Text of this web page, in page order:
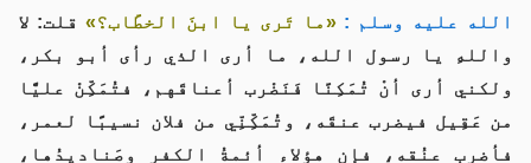
الله عليه وسلم : «ما تَرى يا ابنَ الخطَّاب؟» قلت: لا
واللهِ يا رسول الله، ما أرى الذي رأى أبو بكر،
ولكني أرى أنْ تُمَكِنَّا فَنَضْرب أعناقَهم، فتُمَكِّنْ عليًّا
من عَقِيل فيضرب عنقَه، وتُمَكِّنِّي من فلان نسيبًا لعمر،
فأضرب عنُقه، فإن هؤلاء أئمةُ الكفر وصَناديدُها،